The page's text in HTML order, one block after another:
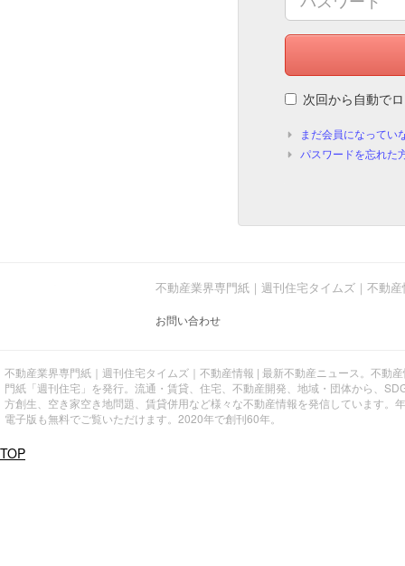
次回から自動で
まだ会員になってい
パスワードを忘れた
不動産業界専門紙｜週刊住宅タイムズ｜不動
お問い合わせ
不動産業界専門紙｜週刊住宅タイムズ｜不動産情報 | 最新不動産ニュース。不動
門紙「週刊住宅」を発行。流通・賃貸、住宅、不動産開発、地域・団体から、
方創生、空き家空き地問題、賃貸併用など様々な不動産情報を発信しています。
電子版も無料でご覧いただけます。2020年で創刊60年。
TOP